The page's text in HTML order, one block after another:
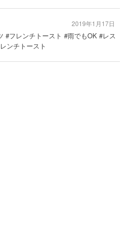
#フレンチトースト #雨でもOK #レス
ンチトースト
2019年1月17日